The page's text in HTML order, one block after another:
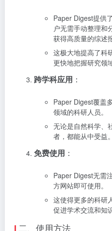
Paper Digest提供
户无需手动整理和
获得高质量的综述
这极大地提高了科
更快地把握研究领
跨学科应用 ：
Paper Digest覆盖
领域的科研人员。
无论是自然科学、
者，都能从中受益。
免费使用 ：
Paper Digest无需
方网站即可使用。
这使得更多的科研
促进学术交流和知
二、使用方法